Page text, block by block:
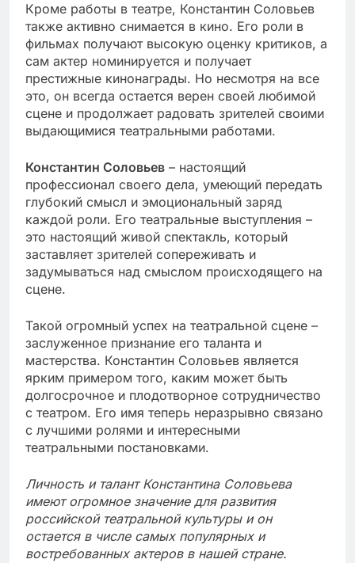
Кроме работы в театре, Константин Соловьев
также активно снимается в кино. Его роли в
фильмах получают высокую оценку критиков, а
сам актер номинируется и получает
престижные кинонаграды. Но несмотря на все
это, он всегда остается верен своей любимой
сцене и продолжает радовать зрителей своими
выдающимися театральными работами.
Константин Соловьев – настоящий
профессионал своего дела, умеющий передать
глубокий смысл и эмоциональный заряд
каждой роли. Его театральные выступления –
это настоящий живой спектакль, который
заставляет зрителей сопереживать и
задумываться над смыслом происходящего на
сцене.
Такой огромный успех на театральной сцене –
заслуженное признание его таланта и
мастерства. Константин Соловьев является
ярким примером того, каким может быть
долгосрочное и плодотворное сотрудничество
с театром. Его имя теперь неразрывно связано
с лучшими ролями и интересными
театральными постановками.
Личность и талант Константина Соловьева
имеют огромное значение для развития
российской театральной культуры и он
остается в числе самых популярных и
востребованных актеров в нашей стране.